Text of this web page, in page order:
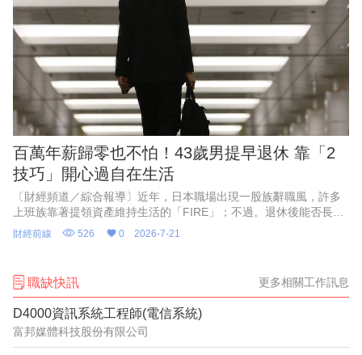
百萬年薪歸零也不怕！43歲男提早退休 靠「2
技巧」開心過自在生活
〔財經頻道／綜合報導〕近年，日本職場出現一股族辭職風，許多
上班族靠著提領資產維持生活的「FIRE」；不過。退休後能否長期
生活，不只取決於資產多寡，房租、稅金與社會保險費也會大幅影
響支出。
財經前線 526 0 2026-7-21
職缺快訊 更多相關工作訊息
D4000資訊系統工程師(電信系統)
富邦媒體科技股份有限公司